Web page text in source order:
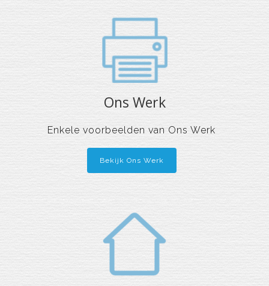
Ons Werk
Enkele voorbeelden van Ons Werk
Bekijk Ons Werk